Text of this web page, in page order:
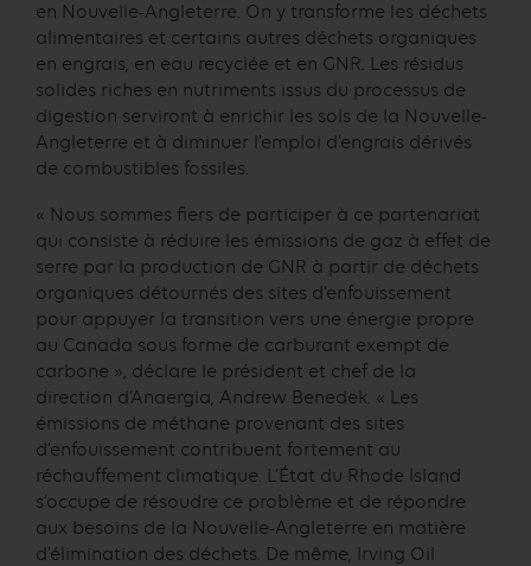
en Nouvelle-Angleterre. On y transforme les déchets
alimentaires et certains autres déchets organiques
en engrais, en eau recyclée et en GNR. Les résidus
solides riches en nutriments issus du processus de
digestion serviront à enrichir les sols de la Nouvelle-
Angleterre et à diminuer l’emploi d’engrais dérivés
de combustibles fossiles.
« Nous sommes fiers de participer à ce partenariat
qui consiste à réduire les émissions de gaz à effet de
serre par la production de GNR à partir de déchets
organiques détournés des sites d’enfouissement
pour appuyer la transition vers une énergie propre
au Canada sous forme de carburant exempt de
carbone », déclare le président et chef de la
direction d’Anaergia, Andrew Benedek. « Les
émissions de méthane provenant des sites
d’enfouissement contribuent fortement au
réchauffement climatique. L’État du Rhode Island
s’occupe de résoudre ce problème et de répondre
aux besoins de la Nouvelle-Angleterre en matière
d’élimination des déchets. De même, Irving Oil